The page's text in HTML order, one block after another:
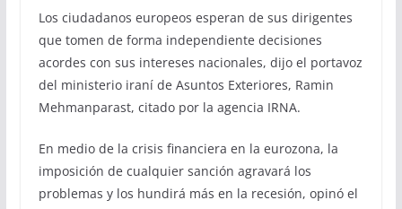
Los ciudadanos europeos esperan de sus dirigentes
que tomen de forma independiente decisiones
acordes con sus intereses nacionales, dijo el portavoz
del ministerio iraní de Asuntos Exteriores, Ramin
Mehmanparast, citado por la agencia IRNA.
En medio de la crisis financiera en la eurozona, la
imposición de cualquier sanción agravará los
problemas y los hundirá más en la recesión, opinó el